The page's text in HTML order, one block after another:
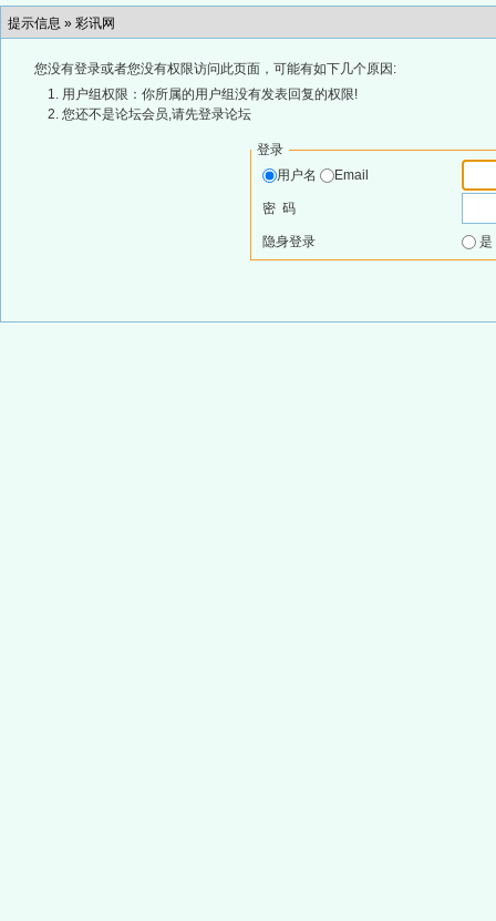
提示信息 » 彩讯网
您没有登录或者您没有权限访问此页面，可能有如下几个原因:
用户组权限：你所属的用户组没有发表回复的权限!
您还不是论坛会员,请先登录论坛
登录
用户名
Email
密 码
隐身登录